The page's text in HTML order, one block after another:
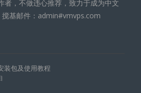
者，不做违心推荐，致力于成为中文
搅基邮件：admin#vmvps.com
装包及使用教程